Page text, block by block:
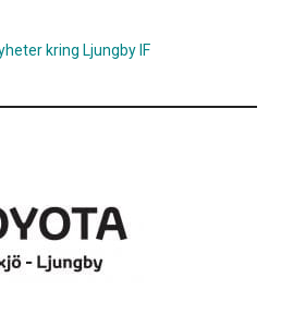
kring Ljungby IF